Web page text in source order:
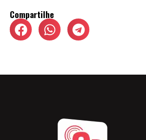
Compartilhe